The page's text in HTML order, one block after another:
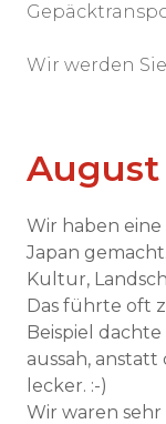
Wir werden
August
Wir haben
Japan
Kultur,
Das führte oft
Beispiel
aussah, anstatt
lecker. :-)
Wir waren